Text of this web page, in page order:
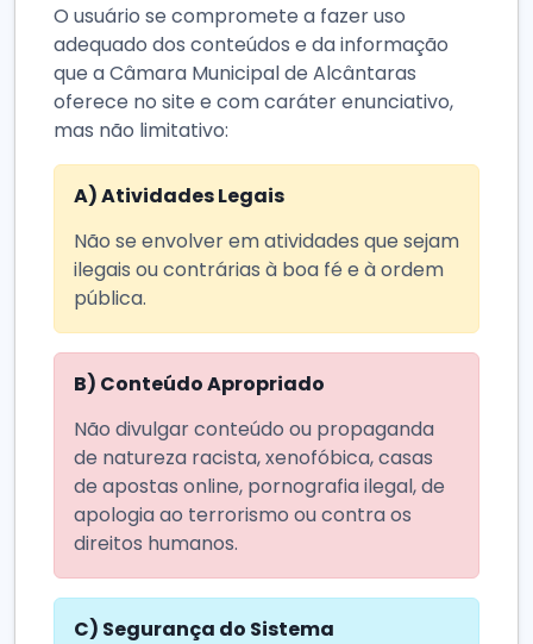
O usuário se compromete a fazer uso
adequado dos conteúdos e da informação
que a Câmara Municipal de Alcântaras
oferece no site e com caráter enunciativo,
mas não limitativo:
A)Atividades Legais
Não se envolver em atividades que sejam
ilegais ou contrárias à boa fé e à ordem
pública.
B) Conteúdo Apropriado
Não divulgar conteúdo ou propaganda
de natureza racista, xenofóbica, casas
de apostas online, pornografia ilegal, de
apologia ao terrorismo ou contra os
direitos humanos.
C) Segurança do Sistema